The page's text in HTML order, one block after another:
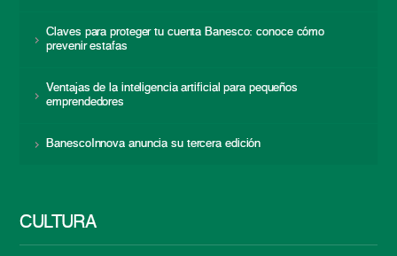
Claves para proteger tu cuenta Banesco: conoce cómo
prevenir estafas
Ventajas de la inteligencia artificial para pequeños
emprendedores
BanescoInnova anuncia su tercera edición
CULTURA